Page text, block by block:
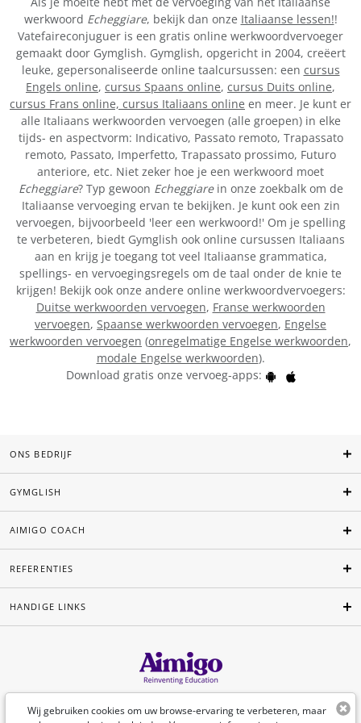
werkwoord Echeggiare, bekijk dan onze Italiaanse lessen!!
Vatefaireconjuguer is een gratis online werkwoordvervoeger
gemaakt door Gymglish. Gymglish, opgericht in 2004, creëert
leuke, gepersonaliseerde online taalcursussen: een cursus
Engels online, cursus Spaans online, cursus Duits online,
cursus Frans online, cursus Italiaans online en meer. Je kunt er
alle Italiaans werkwoorden vervoegen (alle groepen) in elke
tijds- en aspectvorm: Indicativo, Passato remoto, Trapassato
remoto, Passato, Imperfetto, Trapassato prossimo, Futuro
anteriore, etc. Niet zeker hoe je een werkwoord moet
Echeggiare? Typ gewoon Echeggiarein onze zoekbalk om de
Italiaanse vervoeging ervan te bekijken. Je kunt ook een zin
vervoegen, bijvoorbeeld 'leer een werkwoord!' Om je spelling
te verbeteren, biedt Gymglish ook online cursussen Italiaans
aan en krijg je toegang tot veel Italiaanse grammatica,
spellings- en vervoegingsregels om de taal onder de knie te
krijgen! Bekijk ook onze andere online werkwoordvervoegers:
Duitse werkwoorden vervoegen, Franse werkwoorden
vervoegen, Spaanse werkwoorden vervoegen, Engelse
werkwoorden vervoegen (onregelmatige Engelse werkwoorden,
modale Engelse werkwoorden).
Download gratis onze vervoeg-apps:
Wij gebruiken cookies om uw browse-ervaring te verbeteren, maar
ONS BEDRIJF
GYMGLISH
AIMIGO COACH
REFERENTIES
HANDIGE LINKS
Nederlands